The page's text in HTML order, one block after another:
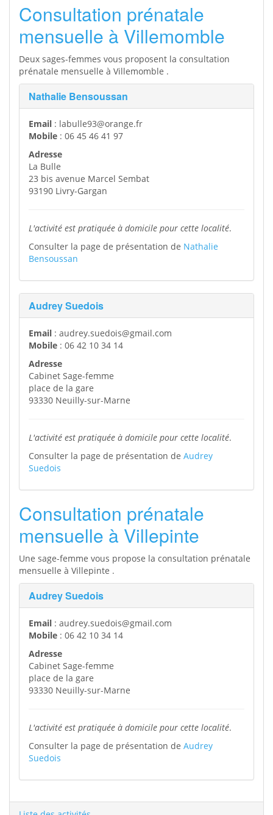
Consultation prénatale
mensuelle à Villemomble
Deux sages-femmes vous proposent la consultation
prénatale mensuelle à Villemomble .
Nathalie Bensoussan
Email : labulle93@orange.fr
Mobile : 06 45 46 41 97
Adresse
La Bulle
23 bis avenue Marcel Sembat
93190 Livry-Gargan
L'activité est pratiquée à domicile pour cette localité.
Consulter la page de présentation de Nathalie
Bensoussan
Audrey Suedois
Email : audrey.suedois@gmail.com
Mobile : 06 42 10 34 14
Adresse
Cabinet Sage-femme
place de la gare
93330 Neuilly-sur-Marne
L'activité est pratiquée à domicile pour cette localité.
Consulter la page de présentation de Audrey
Suedois
Consultation prénatale
mensuelle à Villepinte
Une sage-femme vous propose la consultation prénatale
mensuelle à Villepinte .
Audrey Suedois
Email : audrey.suedois@gmail.com
Mobile : 06 42 10 34 14
Adresse
Cabinet Sage-femme
place de la gare
93330 Neuilly-sur-Marne
L'activité est pratiquée à domicile pour cette localité.
Consulter la page de présentation de Audrey
Suedois